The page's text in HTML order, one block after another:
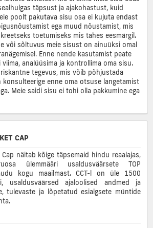
täpsust ja ajakohastust, kuid
poolt pakutava sisu osa ei kujuta endast
ega muud nõustamist, mis
toetumiseks mis tahes eesmärgil.
või sõltuvus meie sisust on ainuüksi omal
Enne nende kasutamist peate
analüüsima ja kontrollima oma sisu.
tegevus, mis võib põhjustada
enne oma otsuse langetamist
Meie saidi sisu ei tohi olla pakkumine ega
CAP
näitab kõige täpsemaid hindu reaalajas,
ülemmääri usaldusväärsete TOP
kogu maailmast. CCT-l on üle 1500
usaldusväärsed ajaloolised andmed ja
tulevaste ja lõpetatud esialgsete müntide